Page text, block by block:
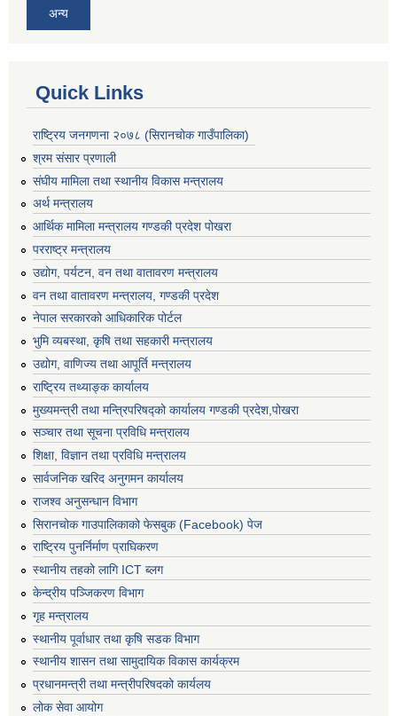
अन्य
Quick Links
राष्ट्रिय जनगणना २०७८ (सिरानचोक गाउँपालिका)
श्रम संसार प्रणाली
संघीय मामिला तथा स्थानीय विकास मन्त्रालय
अर्थ मन्त्रालय
आर्थिक मामिला मन्त्रालय गण्डकी प्रदेश पोखरा
परराष्ट्र मन्त्रालय
उद्योग, पर्यटन, वन तथा वातावरण मन्त्रालय
वन तथा वातावरण मन्त्रालय, गण्डकी प्रदेश
नेपाल सरकारको आधिकारिक पोर्टल
भुमि व्यबस्था, कृषि तथा सहकारी मन्त्रालय
उद्योग, वाणिज्य तथा आपूर्ति मन्त्रालय
राष्ट्रिय तथ्याङ्क कार्यालय
मुख्यमन्त्री तथा मन्त्रिपरिषद्को कार्यालय गण्डकी प्रदेश,पोखरा
सञ्‍चार तथा सूचना प्रविधि मन्त्रालय
शिक्षा, विज्ञान तथा प्रविधि मन्त्रालय
सार्वजनिक खरिद अनुगमन कार्यालय
राजश्व अनुसन्धान विभाग
सिरानचोक गाउपालिकाको फेसबुक (Facebook) पेज
राष्ट्रिय पुनर्निर्माण प्राघिकरण
स्थानीय तहको लागि ICT ब्लग
केन्द्रीय पञ्जिकरण विभाग
गृह मन्त्रालय
स्थानीय पूर्वाधार तथा कृषि सडक विभाग
स्थानीय शासन तथा सामुदायिक विकास कार्यक्रम
प्रधानमन्त्री तथा मन्त्रीपरिषदको कार्यलय
लोक सेवा आयोग